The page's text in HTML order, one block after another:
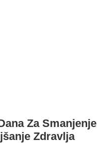
Za Smanjenje
Zdravlja